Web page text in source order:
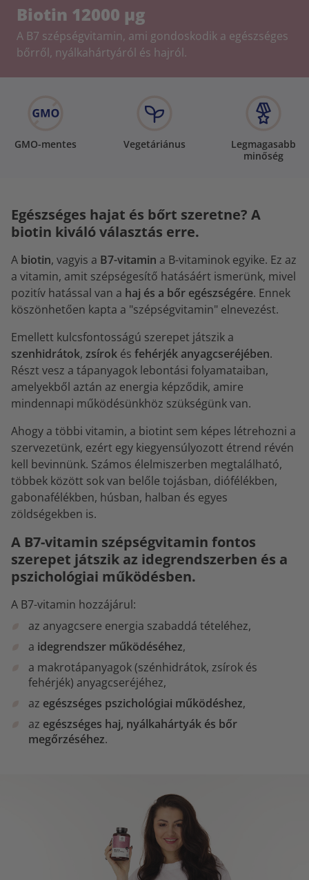
Biotin 12000 µg
A B7 szépségvitamin, ami gondoskodik a egészséges
bőrről, nyálkahártyáról és hajról.
GMO-mentes Vegetáriánus
Legmagasabb
minőség
Egészséges hajat és bőrt szeretne? A
biotin kiváló választás erre.
A biotin, vagyis a B7-vitamin a B-vitaminok egyike. Ez az
a vitamin, amit szépségesítő hatásáért ismerünk, mivel
pozitív hatással van a haj és a bőr egészségére. Ennek
köszönhetően kapta a "szépségvitamin" elnevezést.
Emellett kulcsfontosságú szerepet játszik a
szenhidrátok, zsírok és fehérjék anyagcseréjében.
Részt vesz a tápanyagok lebontási folyamataiban,
amelyekből aztán az energia képződik, amire
mindennapi működésünkhöz szükségünk van.
Ahogy a többi vitamin, a biotint sem képes létrehozni a
szervezetünk, ezért egy kiegyensúlyozott étrend révén
kell bevinnünk. Számos élelmiszerben megtalálható,
többek között sok van belőle tojásban, diófélékben,
gabonafélékben, húsban, halban és egyes
zöldségekben is.
A B7-vitamin szépségvitamin fontos
szerepet játszik az idegrendszerben és a
pszichológiai működésben.
A B7-vitamin hozzájárul:
az anyagcsere energia szabaddá tételéhez,
a idegrendszer működéséhez,
a makrotápanyagok (szénhidrátok, zsírok és
fehérjék) anyagcseréjéhez,
az egészséges pszichológiai működéshez,
az egészséges haj, nyálkahártyák és bőr
megőrzéséhez.